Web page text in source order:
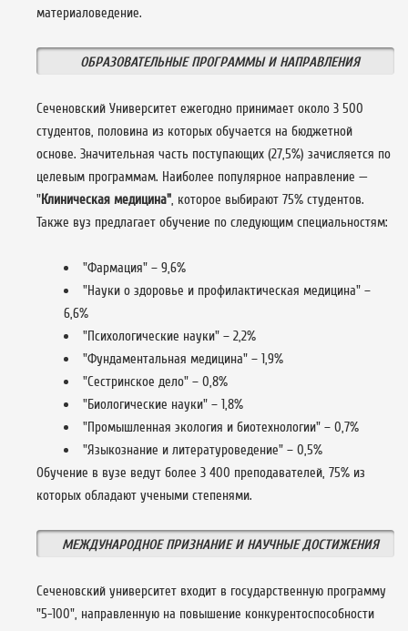
материаловедение.
ОБРАЗОВАТЕЛЬНЫЕ ПРОГРАММЫ И НАПРАВЛЕНИЯ
Сеченовский Университет ежегодно принимает около 3 500
студентов, половина из которых обучается на бюджетной
основе. Значительная часть поступающих (27,5%) зачисляется по
целевым программам. Наиболее популярное направление —
"Клиническая медицина", которое выбирают 75% студентов.
Также вуз предлагает обучение по следующим специальностям:
"Фармация" – 9,6%
"Науки о здоровье и профилактическая медицина" –
6,6%
"Психологические науки" – 2,2%
"Фундаментальная медицина" – 1,9%
"Сестринское дело" – 0,8%
"Биологические науки" – 1,8%
"Промышленная экология и биотехнологии" – 0,7%
"Языкознание и литературоведение" – 0,5%
Обучение в вузе ведут более 3 400 преподавателей, 75% из
которых обладают учеными степенями.
МЕЖДУНАРОДНОЕ ПРИЗНАНИЕ И НАУЧНЫЕ ДОСТИЖЕНИЯ
Сеченовский университет входит в государственную программу
"5-100", направленную на повышение конкурентоспособности